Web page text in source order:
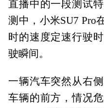
直播中的一段测试
测中，小米SU7 Pro
时的速度定速行驶
驶瞬间。
一辆汽车突然从右
车辆的前方，情况